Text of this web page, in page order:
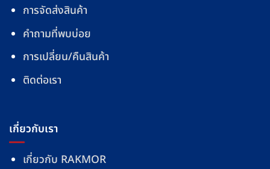
การจัดส่งสินค้า
คำถามที่พบบ่อย
การเปลี่ยน/คืนสินค้า
ติดต่อเรา
เกี่ยวกับเรา
เกี่ยวกับ RAKMOR